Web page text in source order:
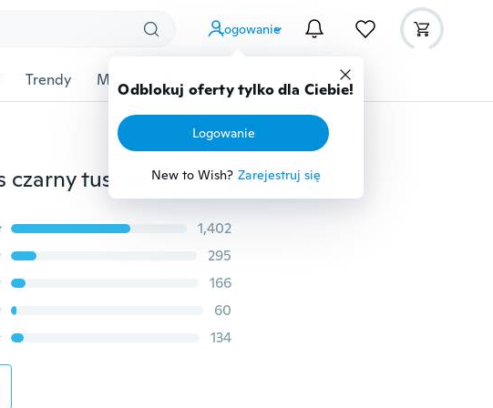
Logowanie
Odblokuj oferty tylko dla Ciebie!
Logowanie
New to Wish? Zarejestruj się
Trendy Moda Przybory dziecięce Więcej
1 sztuka wodoodporny jedwabny tusz do rzęs czarny tusz do rzęs wydłużenie rzęs gruby tusz do rzęs długie przedłużanie rzęs makijaż tusz do rzęs
1,402
295
166
60
134